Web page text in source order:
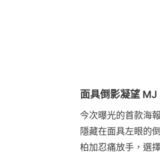
面具倒影凝望 MJ
今次曝光的首款海
隱藏在面具左眼的
柏加忍痛放手，選